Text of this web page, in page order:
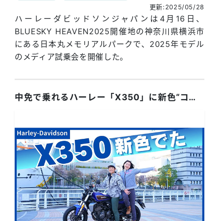
更新:2025/05/28
ハーレーダビッドソンジャパンは4月16日、
BLUESKY HEAVEN2025開催地の神奈川県横浜市
にある日本丸メモリアルパークで、2025年モデル
のメディア試乗会を開催した。
中免で乗れるハーレー「X350」に新色“コズミックブルー”登場！！